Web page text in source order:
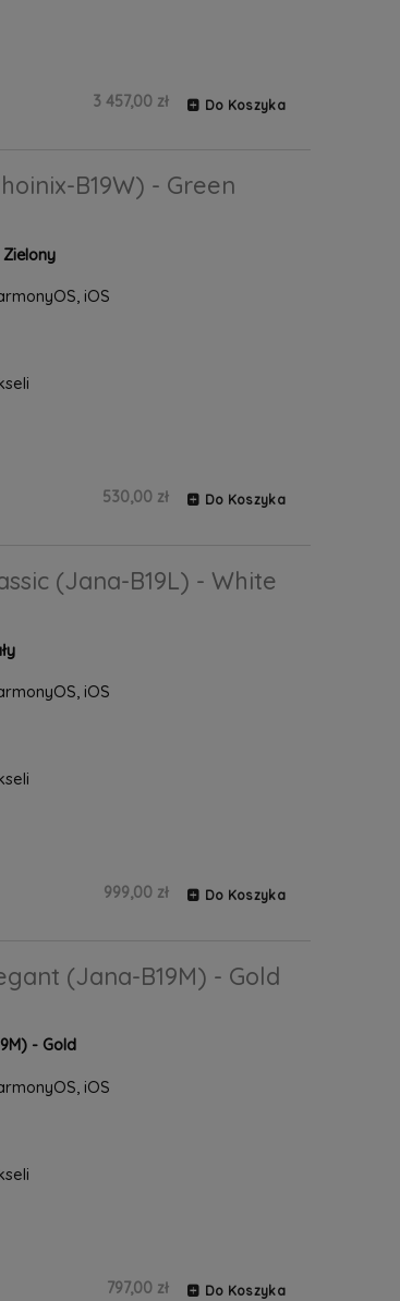
3 457,00 zł Do Koszyka
B19W) - Green
iOS
530,00 zł Do Koszyka
(Jana-B19L) - White
iOS
999,00 zł Do Koszyka
(Jana-B19M) - Gold
- Gold
iOS
797,00 zł Do Koszyka